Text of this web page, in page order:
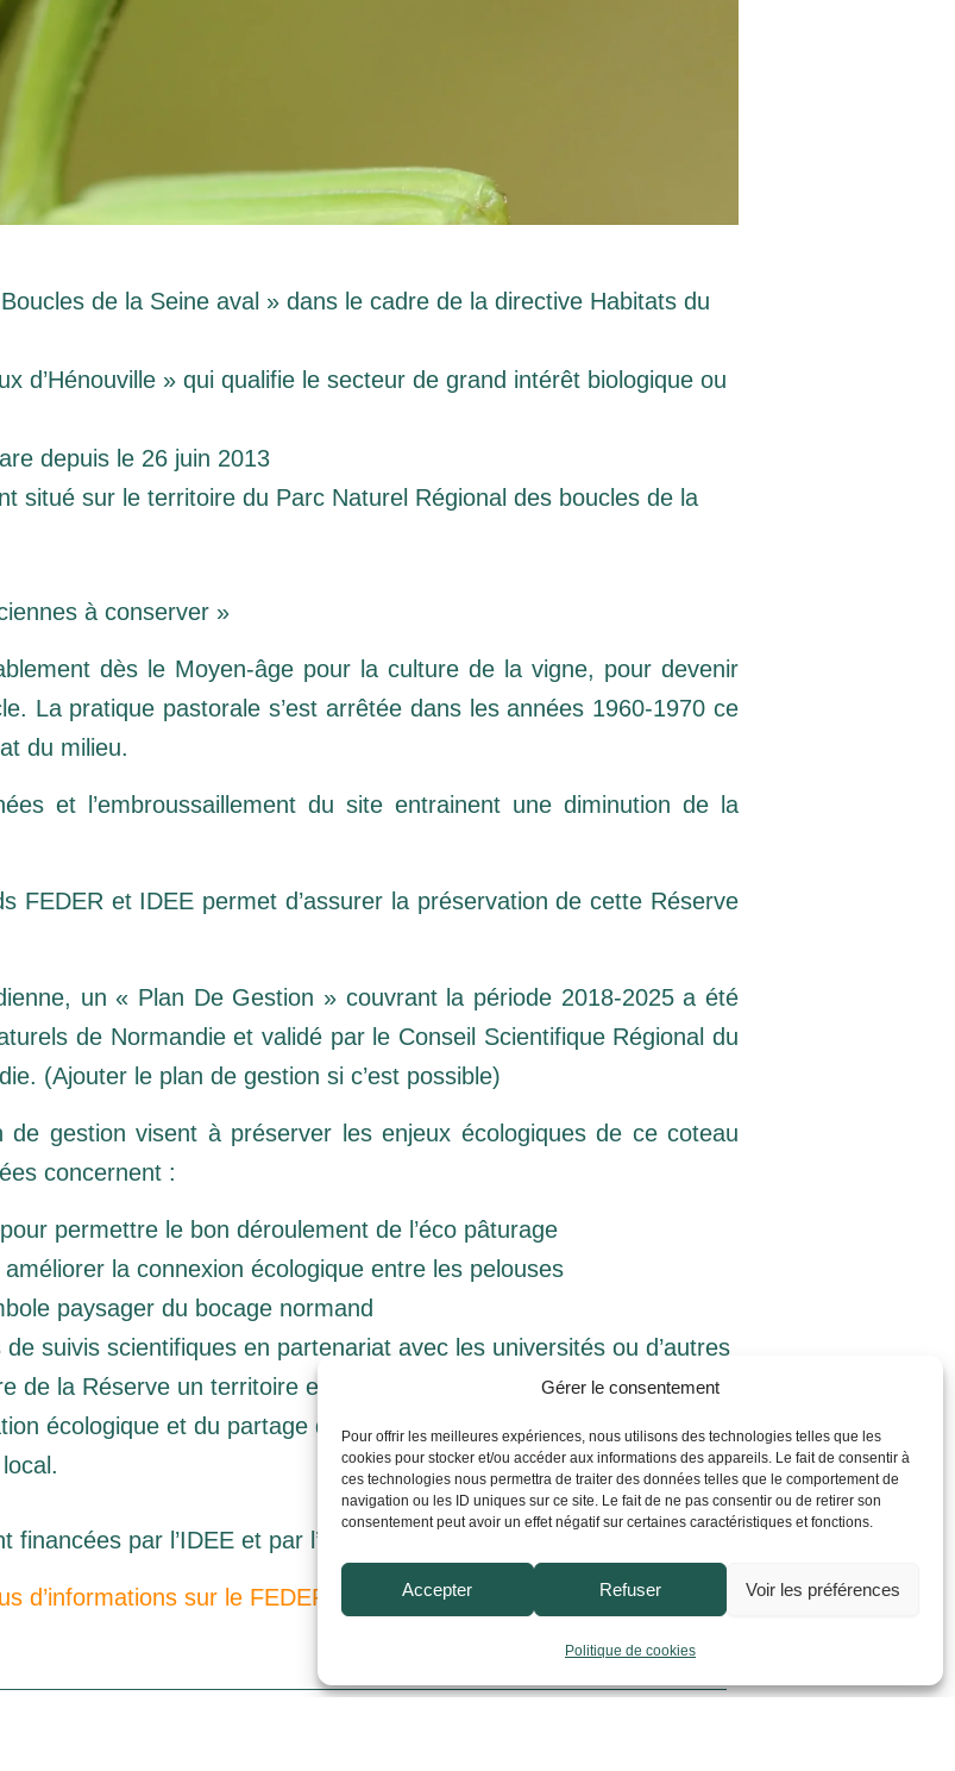
Gérer le consentement
Pour offrir les meilleures expériences, nous utilisons des technologies telles que les
cookies pour stocker et/ou accéder aux informations des appareils. Le fait de consentir à
ces technologies nous permettra de traiter des données telles que le comportement de
navigation ou les ID uniques sur ce site. Le fait de ne pas consentir ou de retirer son
consentement peut avoir un effet négatif sur certaines caractéristiques et fonctions.
Accepter Refuser Voir les préférences
Politique de cookies
Régionale de la
de la Seine aval » dans le cadre de la directive Habitats du
d’Hénouville » qui qualifie le secteur de grand intérêt biologique ou
depuis le 26 juin 2013
situé sur le territoire du Parc Naturel Régional des boucles de la
à conserver »
dès le Moyen-âge pour la culture de la vigne, pour devenir
La pratique pastorale s’est arrêtée dans les années 1960-1970 ce
du milieu.
et l’embroussaillement du site entrainent une diminution de la
FEDER et IDEE permet d’assurer la préservation de cette Réserve
un « Plan De Gestion » couvrant la période 2018-2025 a été
de Normandie et validé par le Conseil Scientifique Régional du
(Ajouter le plan de gestion si c’est possible)
gestion visent à préserver les enjeux écologiques de ce coteau
concernent :
permettre le bon déroulement de l’éco pâturage
la connexion écologique entre les pelouses
paysager du bocage normand
suivis scientifiques en partenariat avec les universités ou d’autres
de la Réserve un territoire expérimental
écologique et du partage des connaissances par des animations
financées par l’IDEE et par l’Union européenne (FEDER).
d’informations sur le FEDER.